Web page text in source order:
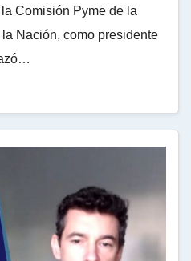
Comisión Pyme de la
Nación, como presidente